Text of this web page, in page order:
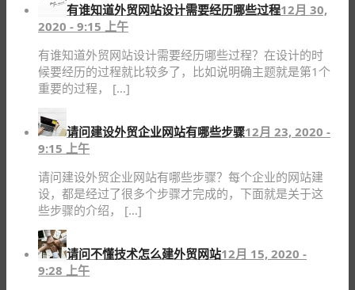
有谁知道外贸网站设计需要经历哪些过程12月 30,
2020 - 9:15 上午
有谁知道外贸网站设计需要经历哪些过程？在设计的时
候要经历的过程就比较多了，比如说明确主题就是第1个
重要的过程， […]
请问建设外贸企业网站有哪些步骤12月 23, 2020 -
9:15 上午
请问建设外贸企业网站有哪些步骤？每个企业的网站建
设，都是经过了很多个步骤才完成的，下面就是关于这
些步骤的介绍， […]
请问不懂技术怎么建外贸网站12月 15, 2020 -
9:28 上午